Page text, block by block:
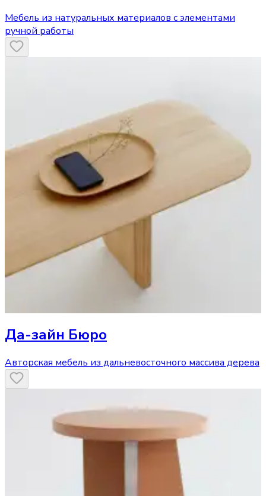
Мебель из натуральных материалов с элементами
ручной работы
Да-зайн Бюро
Авторская мебель из дальневосточного массива дерева